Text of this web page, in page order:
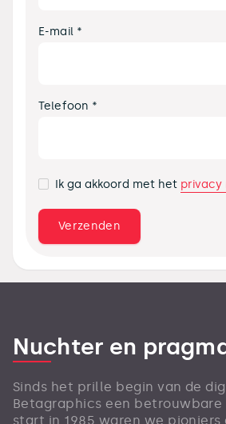
E-mail *
Telefoon *
Ik ga akkoord met het privacy
Nuchter en
Sinds het prille begin van de
Betagraphics een betrouwbare
start in 1985 waren we